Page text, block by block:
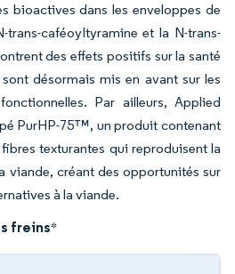
bioactives dans les enveloppes de
trans-caféoyltyramine et la N-trans-
des effets positifs sur la santé
désormais mis en avant sur les
Par ailleurs, Applied
PurHP-75™, un produit contenant
texturantes qui reproduisent la
viande, créant des opportunités sur
à la viande.
freins*